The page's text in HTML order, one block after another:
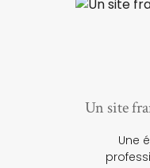
Un site
Une